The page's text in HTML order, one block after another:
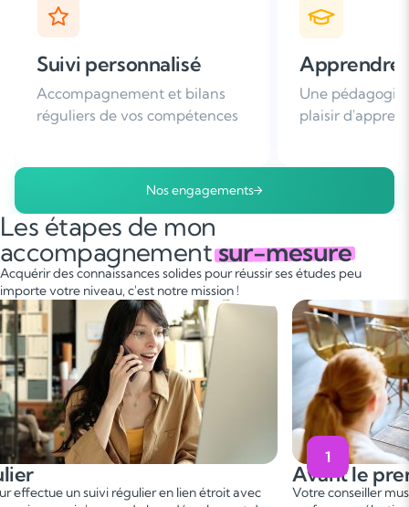
Apprendre avec plaisir
Une pédagogie basée sur le
plaisir d'apprendre
Plus de 96% de
nous
Nos engagements
Les étapes de mon
accompagnementsur-mesure
Acquérir des connaissances solides pour réussir ses études peu
importe votre niveau, c'est notre mission !
1
le premier cours
conseiller musique vous met en relation avec un
Ce 1er